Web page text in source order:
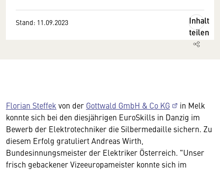
Stand: 11.09.2023
Inhalt
teilen
Florian Steffek von der Gottwald GmbH & Co KG
in Melk
konnte sich bei den diesjährigen EuroSkills in Danzig im
Bewerb der Elektrotechniker die Silbermedaille sichern. Zu
diesem Erfolg gratuliert Andreas Wirth,
Bundesinnungsmeister der Elektriker Österreich. "Unser
frisch gebackener Vizeeuropameister konnte sich im